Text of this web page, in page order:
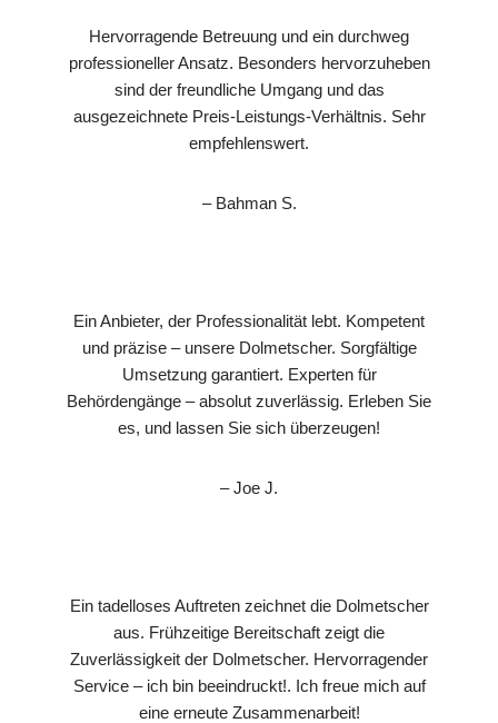
Hervorragende Betreuung und ein durchweg
professioneller Ansatz. Besonders hervorzuheben
sind der freundliche Umgang und das
ausgezeichnete Preis-Leistungs-Verhältnis. Sehr
empfehlenswert.
– Bahman S.
Ein Anbieter, der Professionalität lebt. Kompetent
und präzise – unsere Dolmetscher. Sorgfältige
Umsetzung garantiert. Experten für
Behördengänge – absolut zuverlässig. Erleben Sie
es, und lassen Sie sich überzeugen!
– Joe J.
Ein tadelloses Auftreten zeichnet die Dolmetscher
aus. Frühzeitige Bereitschaft zeigt die
Zuverlässigkeit der Dolmetscher. Hervorragender
Service – ich bin beeindruckt!. Ich freue mich auf
eine erneute Zusammenarbeit!